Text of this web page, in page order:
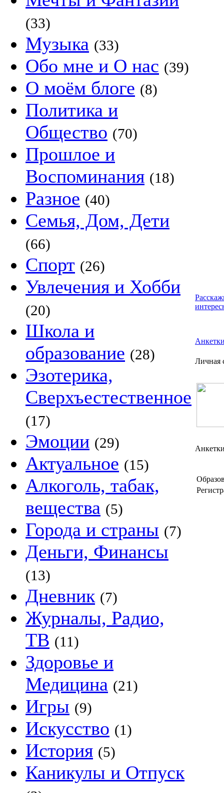
(33)
Музыка (33)
Обо мне и О нас (39)
О моём блоге (8)
Политика и
Общество (70)
Прошлое и
Воспоминания (18)
Разное (40)
Семья, Дом, Дети
(66)
Спорт (26)
Увлечения и Хобби
(20)
Школа и
образование (28)
Эзотерика,
Сверхъестественное
(17)
Эмоции (29)
Актуальное (15)
Алкоголь, табак,
вещества (5)
Города и страны (7)
Деньги, Финансы
(13)
Дневник (7)
Журналы, Радио,
ТВ (11)
Здоровье и
Медицина (21)
Игры (9)
Искусство (1)
История (5)
Каникулы и Отпуск
Личная